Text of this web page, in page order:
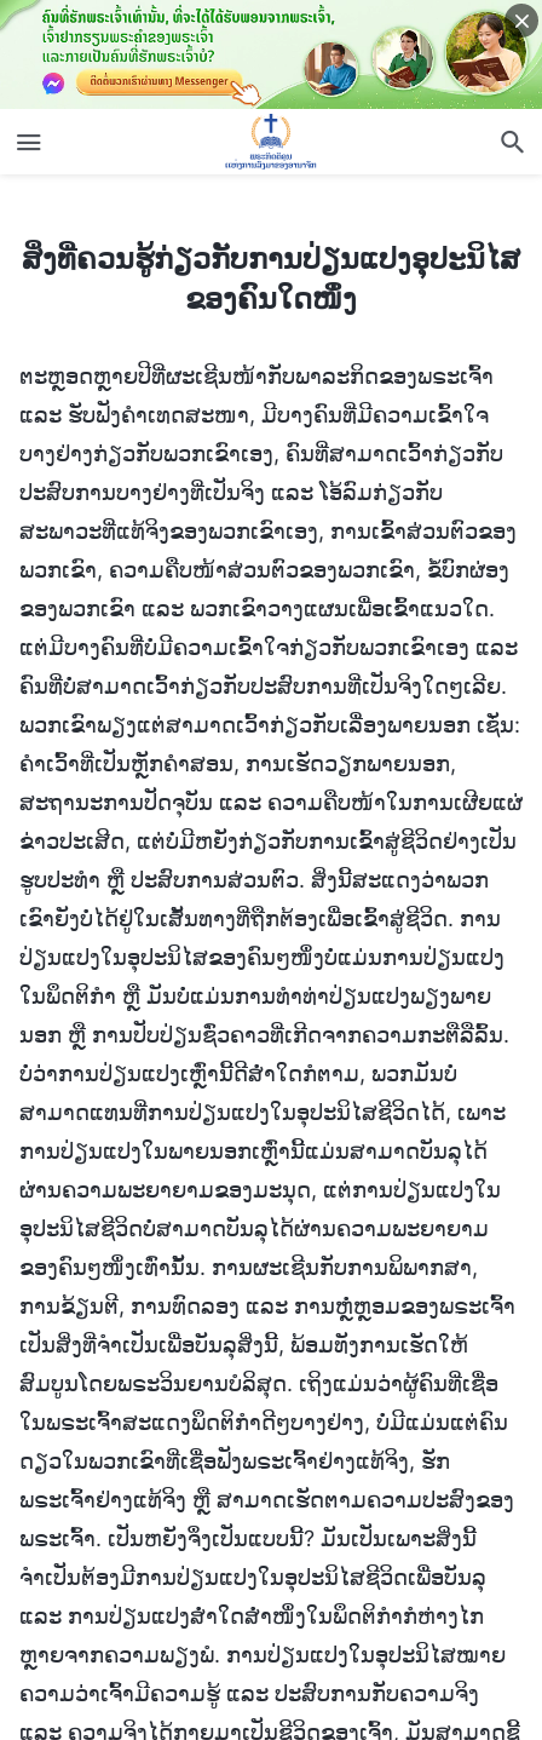
ສິ່ງທີ່ຄວນຮູ້ກ່ຽວກັບການປ່ຽນແປງອຸປະນິໄສຂອງຄົນໃດໜຶ່ງ
ສິ່ງທີ່ຄວນຮູ້ກ່ຽວກັບການປ່ຽນແປງອຸປະນິໄສ
ຂອງຄົນໃດໜຶ່ງ
ຕະຫຼອດຫຼາຍປີທີ່ຜະເຊີນໜ້າກັບພາລະກິດຂອງພຣະເຈົ້າ
ແລະ ຮັບຟັງຄຳເທດສະໜາ, ມີບາງຄົນທີ່ມີຄວາມເຂົ້າໃຈ
ບາງຢ່າງກ່ຽວກັບພວກເຂົາເອງ, ຄົນທີ່ສາມາດເວົ້າກ່ຽວກັບ
ປະສົບການບາງຢ່າງທີ່ເປັນຈິງ ແລະ ໂອ້ລົມກ່ຽວກັບ
ສະພາວະທີ່ແທ້ຈິງຂອງພວກເຂົາເອງ, ການເຂົ້າສ່ວນຕົວຂອງ
ພວກເຂົາ, ຄວາມຄືບໜ້າສ່ວນຕົວຂອງພວກເຂົາ, ຂໍ້ບົກຜ່ອງ
ຂອງພວກເຂົາ ແລະ ພວກເຂົາວາງແຜນເພື່ອເຂົ້າແນວໃດ.
ແຕ່ມີບາງຄົນທີ່ບໍ່ມີຄວາມເຂົ້າໃຈກ່ຽວກັບພວກເຂົາເອງ ແລະ
ຄົນທີ່ບໍ່ສາມາດເວົ້າກ່ຽວກັບປະສົບການທີ່ເປັນຈິງໃດໆເລີຍ.
ພວກເຂົາພຽງແຕ່ສາມາດເວົ້າກ່ຽວກັບເລື່ອງພາຍນອກ ເຊັ່ນ:
ຄຳເວົ້າທີ່ເປັນຫຼັກຄຳສອນ, ການເຮັດວຽກພາຍນອກ,
ສະຖານະການປັດຈຸບັນ ແລະ ຄວາມຄືບໜ້າໃນການເຜີຍແຜ່
ຂ່າວປະເສີດ, ແຕ່ບໍ່ມີຫຍັງກ່ຽວກັບການເຂົ້າສູ່ຊີວິດຢ່າງເປັນ
ຮູບປະທຳ ຫຼື ປະສົບການສ່ວນຕົວ. ສິ່ງນີ້ສະແດງວ່າພວກ
ເຂົາຍັງບໍ່ໄດ້ຢູ່ໃນເສັ້ນທາງທີ່ຖືກຕ້ອງເພື່ອເຂົ້າສູ່ຊີວິດ. ການ
ປ່ຽນແປງໃນອຸປະນິໄສຂອງຄົນໆໜຶ່ງບໍ່ແມ່ນການປ່ຽນແປງ
ໃນພຶດຕິກຳ ຫຼື ມັນບໍ່ແມ່ນການທຳທ່າປ່ຽນແປງພຽງພາຍ
ນອກ ຫຼື ການປັບປ່ຽນຊົ່ວຄາວທີ່ເກີດຈາກຄວາມກະຕືລືລົ້ນ.
ບໍ່ວ່າການປ່ຽນແປງເຫຼົ່ານີ້ດີສໍ່າໃດກໍຕາມ, ພວກມັນບໍ່
ສາມາດແທນທີ່ການປ່ຽນແປງໃນອຸປະນິໄສຊີວິດໄດ້, ເພາະ
ການປ່ຽນແປງໃນພາຍນອກເຫຼົ່ານີ້ແມ່ນສາມາດບັນລຸໄດ້
ຜ່ານຄວາມພະຍາຍາມຂອງມະນຸດ, ແຕ່ການປ່ຽນແປງໃນ
ອຸປະນິໄສຊີວິດບໍ່ສາມາດບັນລຸໄດ້ຜ່ານຄວາມພະຍາຍາມ
ຂອງຄົນໆໜຶ່ງເທົ່ານັ້ນ. ການຜະເຊີນກັບການພິພາກສາ,
ການຂ້ຽນຕີ, ການທົດລອງ ແລະ ການຫຼໍ່ຫຼອມຂອງພຣະເຈົ້າ
ເປັນສິ່ງທີ່ຈຳເປັນເພື່ອບັນລຸສິ່ງນີ້, ພ້ອມທັງການເຮັດໃຫ້
ສົມບູນໂດຍພຣະວິນຍານບໍລິສຸດ. ເຖິງແມ່ນວ່າຜູ້ຄົນທີ່ເຊື່ອ
ໃນພຣະເຈົ້າສະແດງພຶດຕິກຳດີໆບາງຢ່າງ, ບໍ່ມີແມ່ນແຕ່ຄົນ
ດຽວໃນພວກເຂົາທີ່ເຊື່ອຟັງພຣະເຈົ້າຢ່າງແທ້ຈິງ, ຮັກ
ພຣະເຈົ້າຢ່າງແທ້ຈິງ ຫຼື ສາມາດເຮັດຕາມຄວາມປະສົງຂອງ
ພຣະເຈົ້າ. ເປັນຫຍັງຈຶ່ງເປັນແບບນີ້? ມັນເປັນເພາະສິ່ງນີ້
ຈຳເປັນຕ້ອງມີການປ່ຽນແປງໃນອຸປະນິໄສຊີວິດເພື່ອບັນລຸ
ແລະ ການປ່ຽນແປງສໍ່າໃດສໍ່າໜຶ່ງໃນພຶດຕິກຳກໍຫ່າງໄກ
ຫຼາຍຈາກຄວາມພຽງພໍ. ການປ່ຽນແປງໃນອຸປະນິໄສໝາຍ
ຄວາມວ່າເຈົ້າມີຄວາມຮູ້ ແລະ ປະສົບການກັບຄວາມຈິງ
ແລະ ຄວາມຈິງໄດ້ກາຍມາເປັນຊີວິດຂອງເຈົ້າ, ມັນສາມາດຊີ້